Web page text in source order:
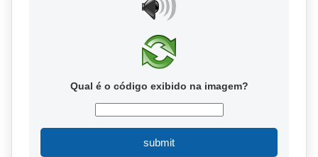
Qual é o código exibido na imagem?
submit